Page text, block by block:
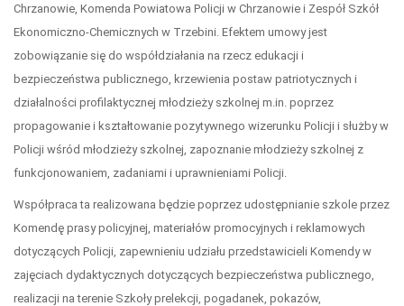
Chrzanowie, Komenda Powiatowa Policji w Chrzanowie i Zespół Szkół
Ekonomiczno-Chemicznych w Trzebini. Efektem umowy jest
zobowiązanie się do współdziałania na rzecz edukacji i
bezpieczeństwa publicznego, krzewienia postaw patriotycznych i
działalności profilaktycznej młodzieży szkolnej m.in. poprzez
propagowanie i kształtowanie pozytywnego wizerunku Policji i służby w
Policji wśród młodzieży szkolnej, zapoznanie młodzieży szkolnej z
funkcjonowaniem, zadaniami i uprawnieniami Policji.
Współpraca ta realizowana będzie poprzez udostępnianie szkole przez
Komendę prasy policyjnej, materiałów promocyjnych i reklamowych
dotyczących Policji, zapewnieniu udziału przedstawicieli Komendy w
zajęciach dydaktycznych dotyczących bezpieczeństwa publicznego,
realizacji na terenie Szkoły prelekcji, pogadanek, pokazów,